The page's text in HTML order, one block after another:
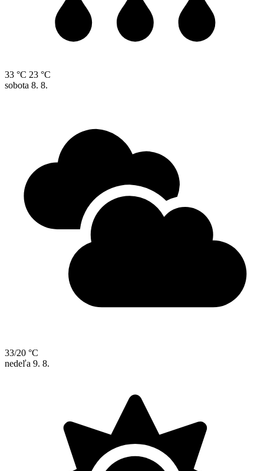
33 °C 23 °C
sobota 8. 8.
33/20 °C
nedeľa 9. 8.